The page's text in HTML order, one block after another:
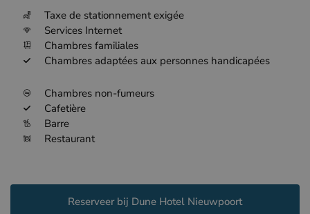
Taxe de stationnement exigée
Services Internet
Chambres familiales
Chambres adaptées aux personnes handicapées
Chambres non-fumeurs
Cafetière
Barre
Restaurant
Reserveer bij Dune Hotel Nieuwpoort